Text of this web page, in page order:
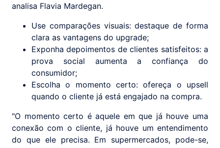
analisa Flavia Mardegan.
Use comparações visuais: destaque de forma
clara as vantagens do upgrade;
Exponha depoimentos de clientes satisfeitos: a
prova social aumenta a confiança do
consumidor;
Escolha o momento certo: ofereça o upsell
quando o cliente já está engajado na compra.
"O momento certo é aquele em que já houve uma
conexão com o cliente, já houve um entendimento
do que ele precisa. Em supermercados, pode-se,